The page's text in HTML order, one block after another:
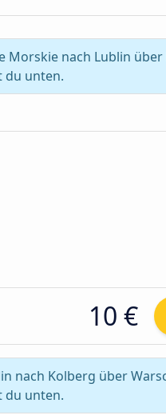
Morskie nach Lublin
du unten.
10 €
nach Kolberg über
du unten.